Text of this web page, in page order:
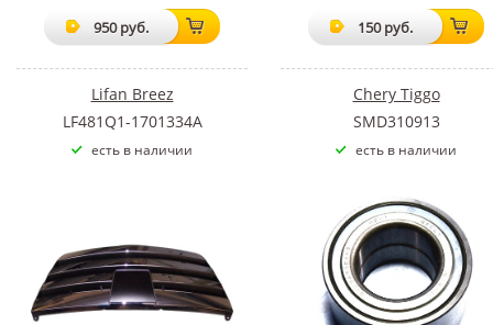
950 руб.
Lifan Breez
LF481Q1-1701334A
есть в наличии
150 руб.
Chery Tiggo
SMD310913
есть в наличии